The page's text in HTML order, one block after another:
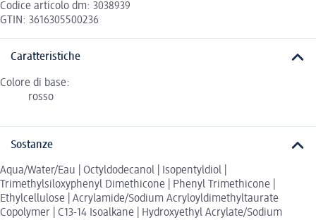
Codice articolo dm: 3038939
GTIN: 3616305500236
Caratteristiche
Colore di base:
rosso
Sostanze
Aqua/Water/Eau | Octyldodecanol | Isopentyldiol |
Trimethylsiloxyphenyl Dimethicone | Phenyl Trimethicone |
Ethylcellulose | Acrylamide/Sodium Acryloyldimethyltaurate
Copolymer | C13-14 Isoalkane | Hydroxyethyl Acrylate/Sodium